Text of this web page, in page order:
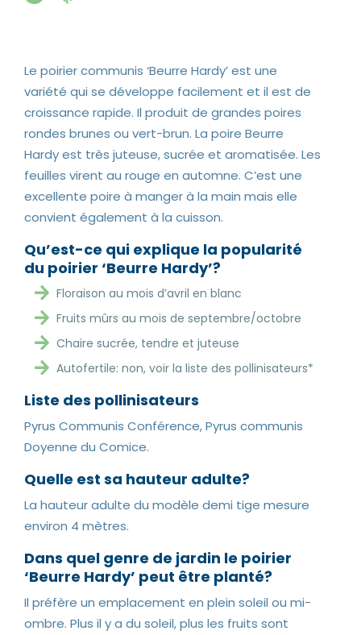
Le poirier communis ‘Beurre Hardy’ est une
variété qui se développe facilement et il est de
croissance rapide. Il produit de grandes poires
rondes brunes ou vert-brun. La poire Beurre
Hardy est très juteuse, sucrée et aromatisée. Les
feuilles virent au rouge en automne. C’est une
excellente poire à manger à la main mais elle
convient également à la cuisson.
Qu’est-ce qui explique la popularité
du poirier ‘Beurre Hardy’?
Floraison au mois d’avril en blanc
Fruits mûrs au mois de septembre/octobre
Chaire sucrée, tendre et juteuse
Autofertile: non, voir la liste des pollinisateurs*
Liste des pollinisateurs
Pyrus Communis Conférence, Pyrus communis
Doyenne du Comice.
Quelle est sa hauteur adulte?
La hauteur adulte du modèle demi tige mesure
environ 4 mètres.
Dans quel genre de jardin le poirier
‘Beurre Hardy’ peut être planté?
Il préfère un emplacement en plein soleil ou mi-
ombre. Plus il y a du soleil, plus les fruits sont